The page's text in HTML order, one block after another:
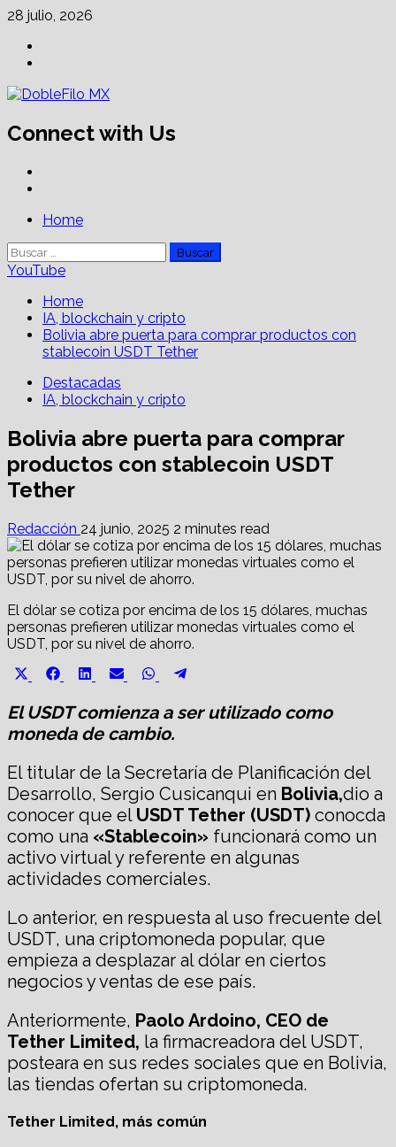
Skip
content
28 julio, 2026
Connect with Us
PrimaryHome
Buscar:
YouTube
Home
IA, blockchain y cripto
Bolivia abre puerta para comprar productos con
stablecoin USDT Tether
Destacadas
IA, blockchain y cripto
Bolivia abre puerta para comprar
productos con stablecoin USDT
Tether
Redacción 24 junio, 2025 2 minutes read
El dólar se cotiza por encima de los 15 dólares, muchas
personas prefieren utilizar monedas virtuales como el
USDT, por su nivel de ahorro.
Share
Share
Facebook
Share
LinkedIn
Share
Email
Share
WhatsApp
El USDT comienza a ser utilizado como
moneda de cambio.
El titular de la Secretaría de Planificación del
Desarrollo, Sergio Cusicanqui en Bolivia,dio a
conocer que el USDT Tether (USDT) conocda
como una «Stablecoin» funcionará como un
activo virtual y referente en algunas
actividades comerciales.
Lo anterior, en respuesta al uso frecuente del
USDT, una criptomoneda popular, que
empieza a desplazar al dólar en ciertos
negocios y ventas de ese país.
Anteriormente, Paolo Ardoino, CEO de
Tether Limited, la firmacreadora del USDT,
posteara en sus redes sociales que en Bolivia,
las tiendas ofertan su criptomoneda.
Tether Limited, más común